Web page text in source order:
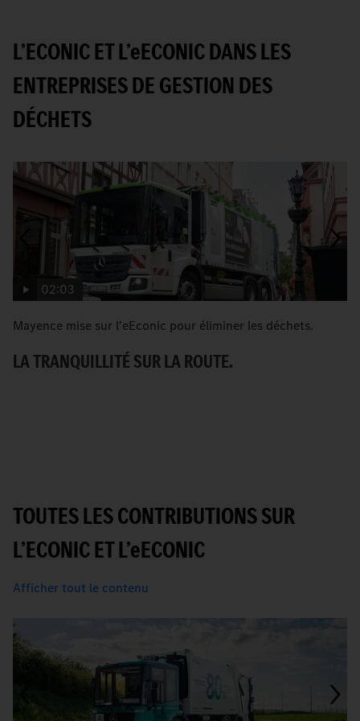
L’ECONIC ET L’eECONIC DANS LES
ENTREPRISES DE GESTION DES
DÉCHETS
02:03
Mayence mise sur l'eEconic pour éliminer les déchets.
LA TRANQUILLITÉ SUR LA ROUTE.
TOUTES LES CONTRIBUTIONS SUR
L’ECONIC ET L’eECONIC
Afficher tout le contenu